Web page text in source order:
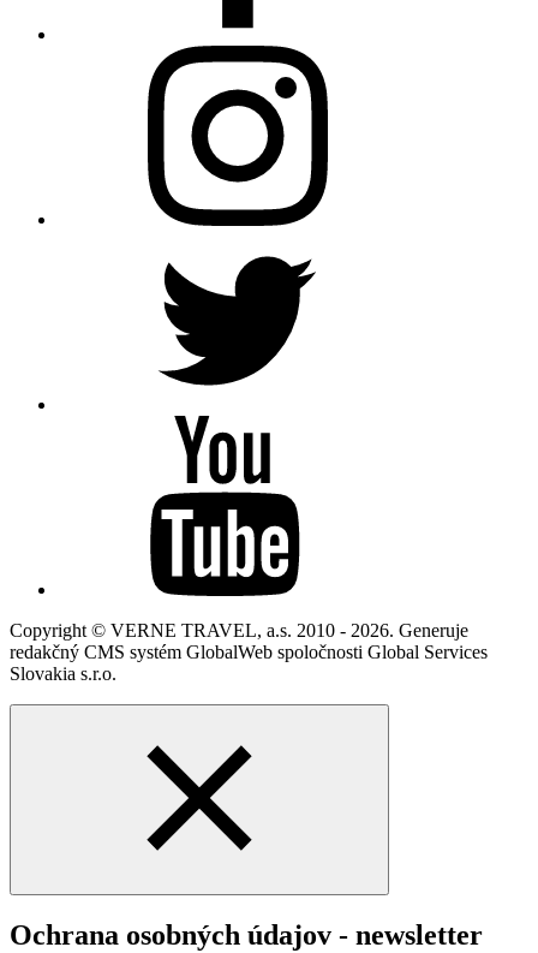
Copyright © VERNE TRAVEL, a.s. 2010 - 2026. Generuje
redakčný CMS systém GlobalWeb spoločnosti Global Services
Slovakia s.r.o.
Ochrana osobných údajov - newsletter